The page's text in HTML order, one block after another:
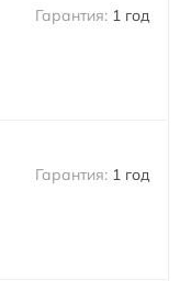
1 год
1 год